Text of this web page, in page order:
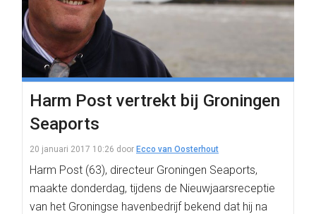
Harm Post vertrekt bij Groningen
Seaports
20 januari 2017 10:26 door Ecco van Oosterhout
Harm Post (63), directeur Groningen Seaports,
maakte donderdag, tijdens de Nieuwjaarsreceptie
van het Groningse havenbedrijf bekend dat hij na